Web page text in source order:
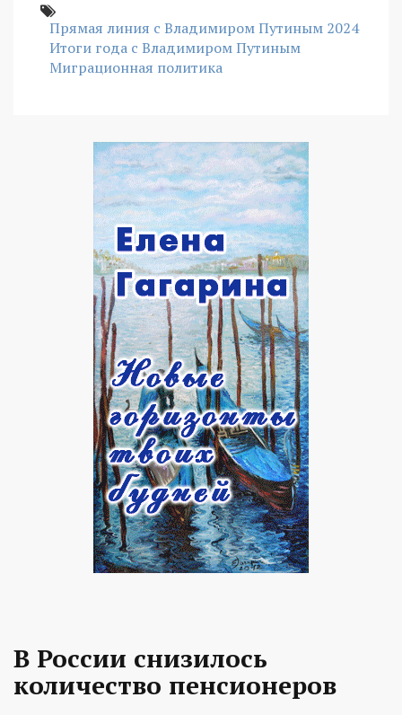
Прямая линия с Владимиром Путиным 2024
Итоги года с Владимиром Путиным
Миграционная политика
В России снизилось
количество пенсионеров